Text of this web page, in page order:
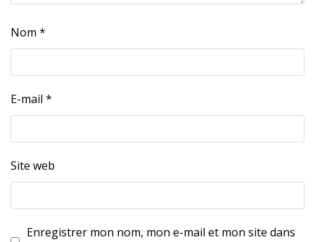
Nom *
E-mail *
Site web
Enregistrer mon nom, mon e-mail et mon site dans